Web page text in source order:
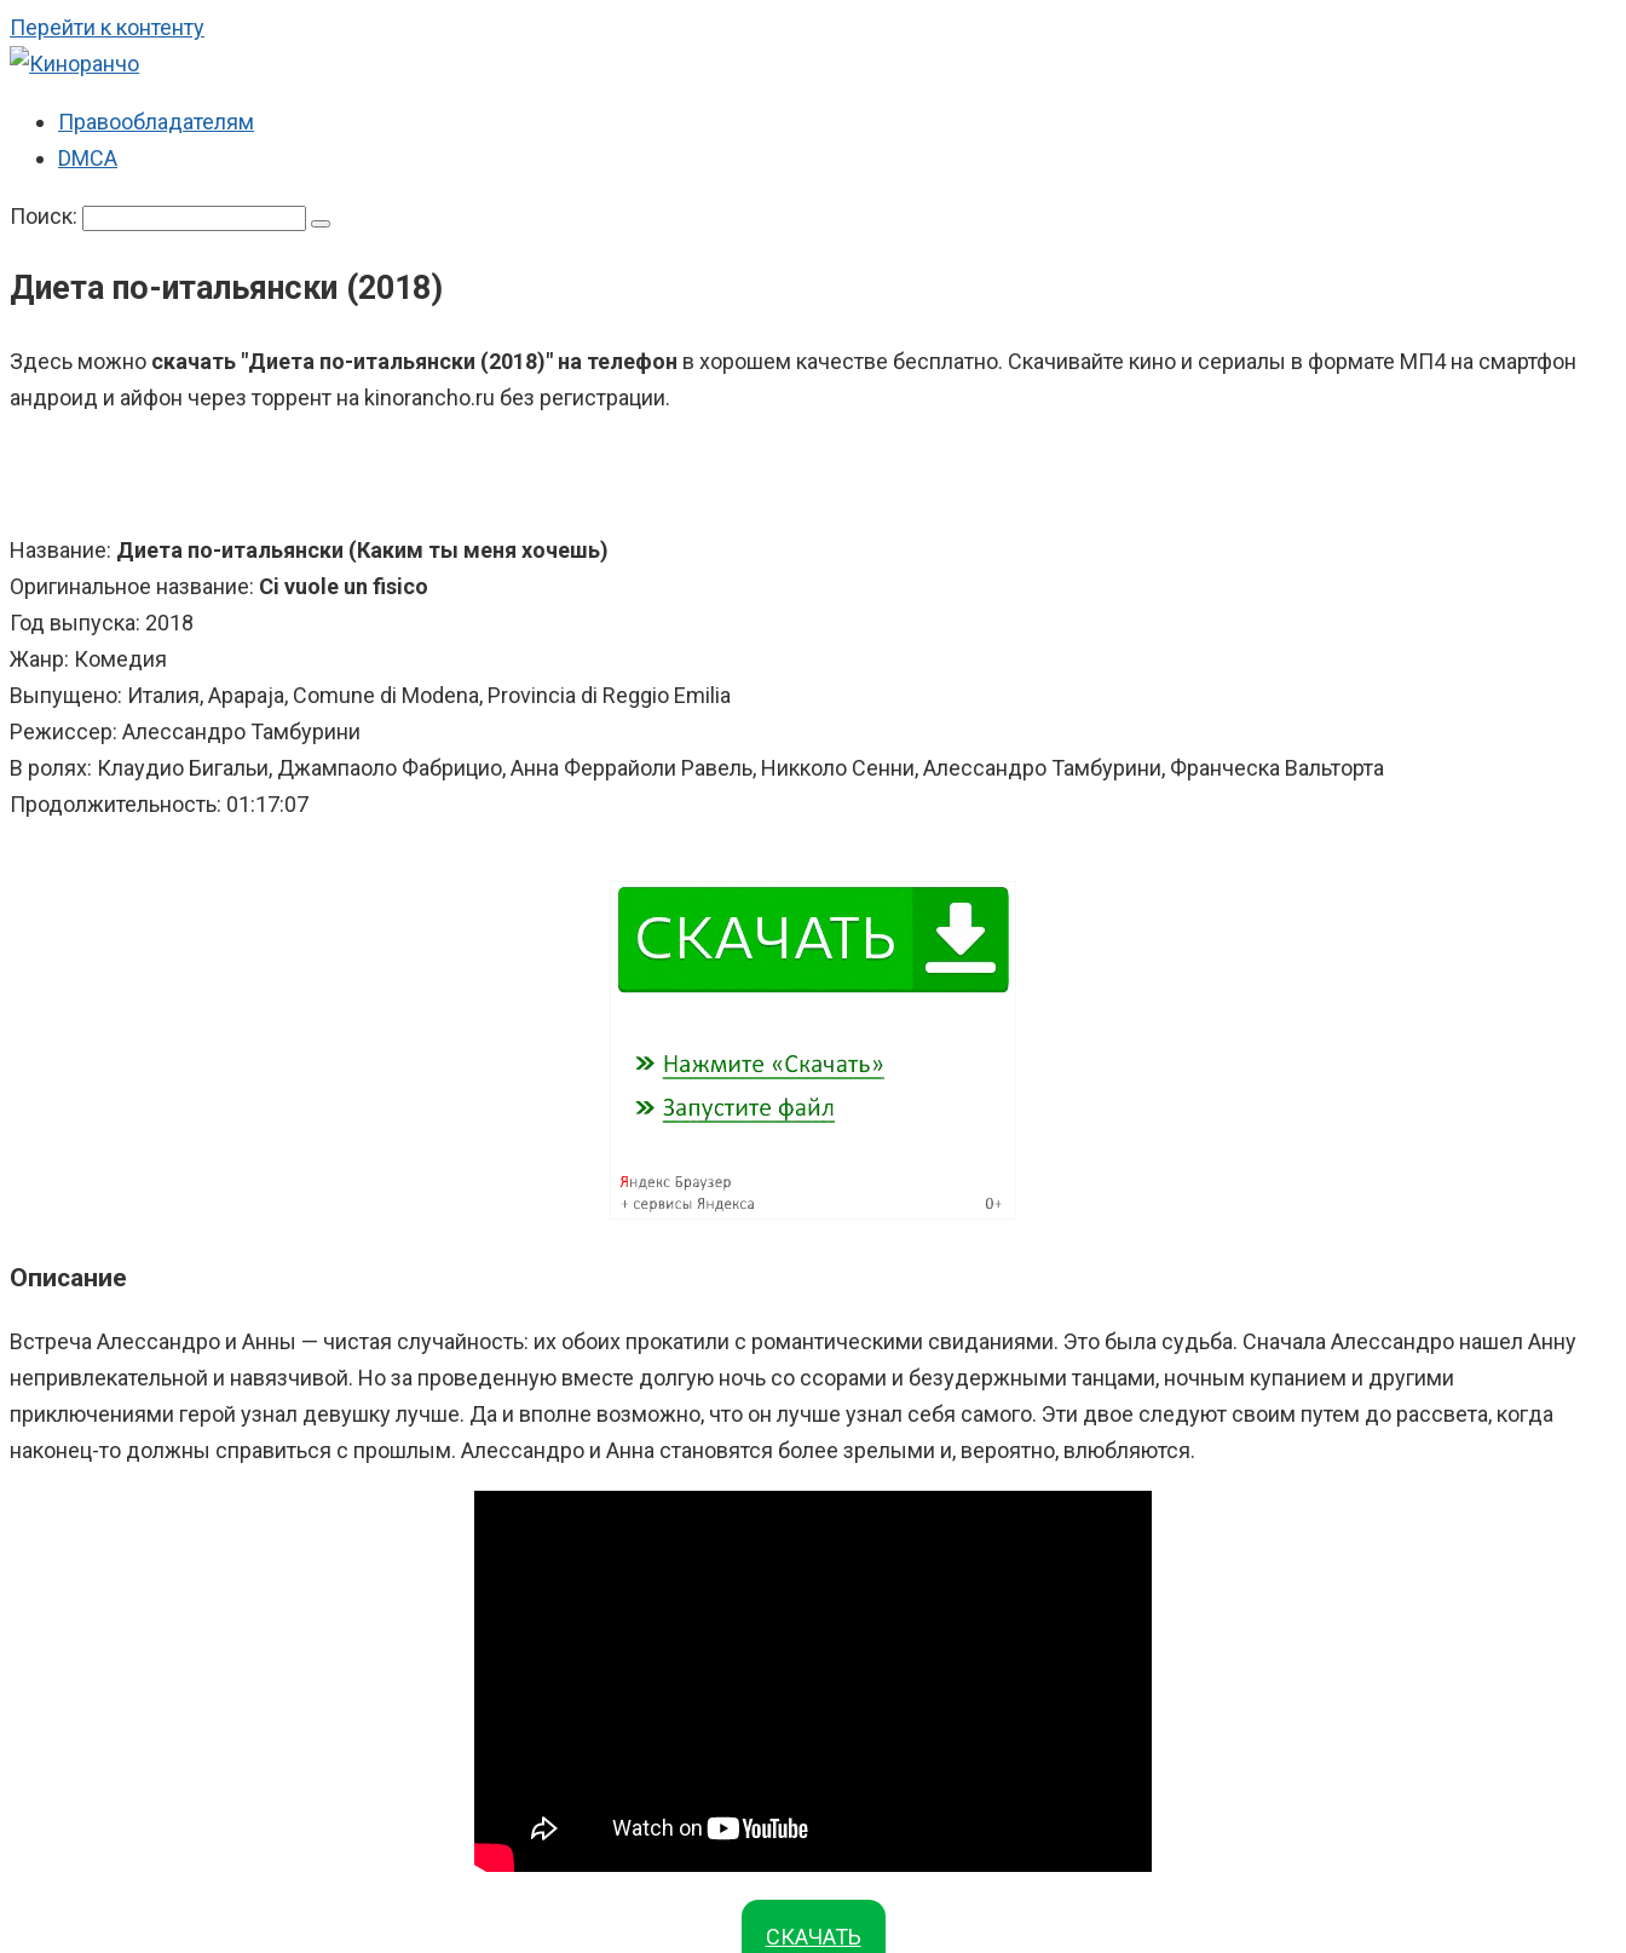
Перейти к контенту
Правообладателям
DMCA
Поиск:
Диета по-итальянски (2018)
Здесь можно скачать "Диета по-итальянски (2018)" на телефон в хорошем качестве бесплатно. Скачивайте кино и сериалы в формате МП4 на смартфон
андроид и айфон через торрент на kinorancho.ru без регистрации.
Название: Диета по-итальянски (Каким ты меня хочешь)
Оригинальное название: Ci vuole un fisico
Год выпуска: 2018
Жанр: Комедия
Выпущено: Италия, Apapaja, Comune di Modena, Provincia di Reggio Emilia
Режиссер: Алессандро Тамбурини
В ролях: Клаудио Бигальи, Джампаоло Фабрицио, Анна Феррайоли Равель, Никколо Сенни, Алессандро Тамбурини, Франческа Вальторта
Продолжительность: 01:17:07
Описание
Встреча Алессандро и Анны — чистая случайность: их обоих прокатили с романтическими свиданиями. Это была судьба. Сначала Алессандро нашел Анну
непривлекательной и навязчивой. Но за проведенную вместе долгую ночь со ссорами и безудержными танцами, ночным купанием и другими
приключениями герой узнал девушку лучше. Да и вполне возможно, что он лучше узнал себя самого. Эти двое следуют своим путем до рассвета, когда
наконец-то должны справиться с прошлым. Алессандро и Анна становятся более зрелыми и, вероятно, влюбляются.
СКАЧАТЬ